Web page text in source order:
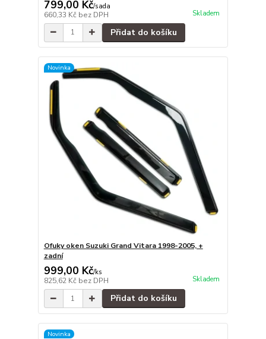
799,00 Kč/sada
660,33 Kč bez DPH Skladem
Přidat do košíku
Novinka
Ofuky oken Suzuki Grand Vitara 1998-2005, +
zadní
999,00 Kč/ks
825,62 Kč bez DPH Skladem
Přidat do košíku
Novinka